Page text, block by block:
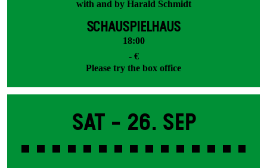
with and by Harald Schmidt
SCHAUSPIELHAUS
18:00
- €
Please try the box office
Sat - 26. Sep